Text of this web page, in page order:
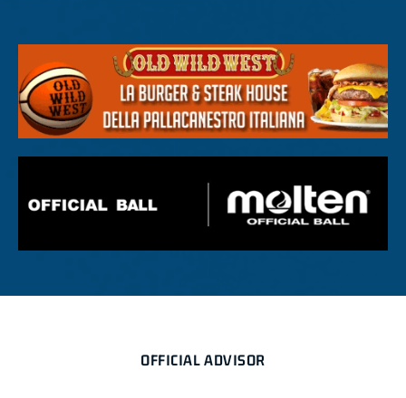
OFFICIAL ADVISOR